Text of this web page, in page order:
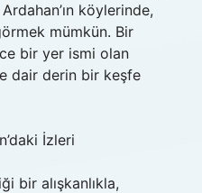
köylerinde,
mümkün. Bir
bir yer ismi olan
dair derin bir keşfe
İzleri
bir alışkanlıkla,